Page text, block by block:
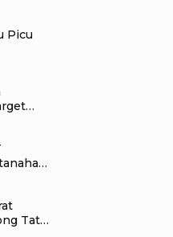
Picu
Tata